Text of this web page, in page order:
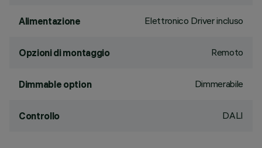
Alimentazione Elettronico Driver incluso
Opzioni di montaggio Remoto
Dimmable option Dimmerabile
Controllo DALI